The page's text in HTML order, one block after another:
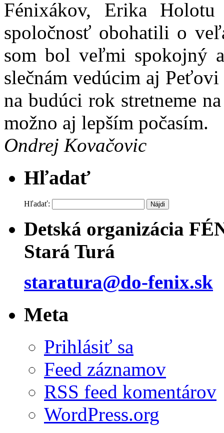
Fénixákov, Erika
spoločnosť obohatili o
som bol veľmi spokojný
slečnám vedúcim aj
na budúci rok stretneme
možno aj lepším počasím.
Ondrej Kovačovic
Hľadať
Hľadať:
Detská organizácia
Stará Turá
staratura@do-fenix.sk
Meta
Prihlásiť sa
Feed záznamov
RSS feed komentárov
WordPress.org